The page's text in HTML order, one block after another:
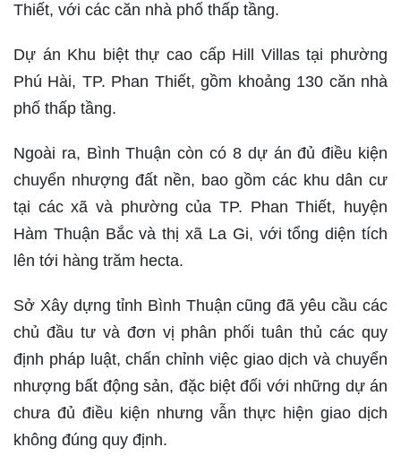
Thiết, với các căn nhà phố thấp tầng.
Dự án Khu biệt thự cao cấp Hill Villas tại phường
Phú Hài, TP. Phan Thiết, gồm khoảng 130 căn nhà
phố thấp tầng.
Ngoài ra, Bình Thuận còn có 8 dự án đủ điều kiện
chuyển nhượng đất nền, bao gồm các khu dân cư
tại các xã và phường của TP. Phan Thiết, huyện
Hàm Thuận Bắc và thị xã La Gi, với tổng diện tích
lên tới hàng trăm hecta.
Sở Xây dựng tỉnh Bình Thuận cũng đã yêu cầu các
chủ đầu tư và đơn vị phân phối tuân thủ các quy
định pháp luật, chấn chỉnh việc giao dịch và chuyển
nhượng bất động sản, đặc biệt đối với những dự án
chưa đủ điều kiện nhưng vẫn thực hiện giao dịch
không đúng quy định.